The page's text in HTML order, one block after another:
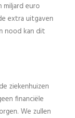
euro
extra uitgaven
nood kan dit
ziekenhuizen
financiële
We zullen